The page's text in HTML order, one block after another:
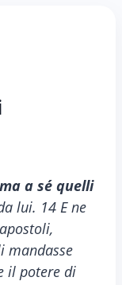
a sé quelli
lui. 14 E ne
mandasse
il potere di